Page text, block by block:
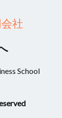
社
School